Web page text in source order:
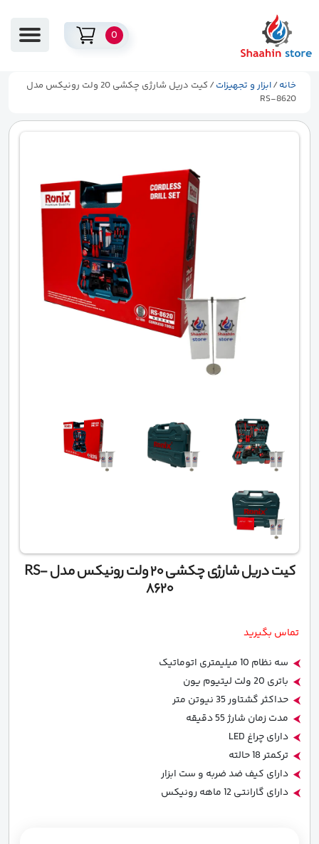
0
خانه/ابزار و تجهیزات
/ کیت دریل شارژی چکشی 20 ولت رونیکس مدل
RS-8620
کیت دریل شارژی چکشی 20 ولت رونیکس مدل RS-
8620
تماس بگیرید
سه نظام 10 میلیمتری اتوماتیک
باتری 20 ولت لیتیوم یون
حداکثر گشتاور 35 نیوتن متر
مدت زمان شارژ 55 دقیقه
دارای چراغ LED
ترکمتر 18 حالته
دارای کیف ضد ضربه و ست ابزار
دارای گارانتی 12 ماهه رونیکس